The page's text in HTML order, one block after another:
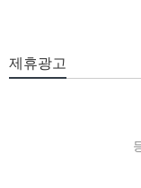
제휴광고